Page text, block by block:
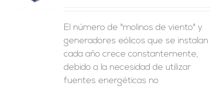
El número de "molinos de viento" y
generadores eólicos que se instalan
cada año crece constantemente,
debido a la necesidad de utilizar
fuentes energéticas no